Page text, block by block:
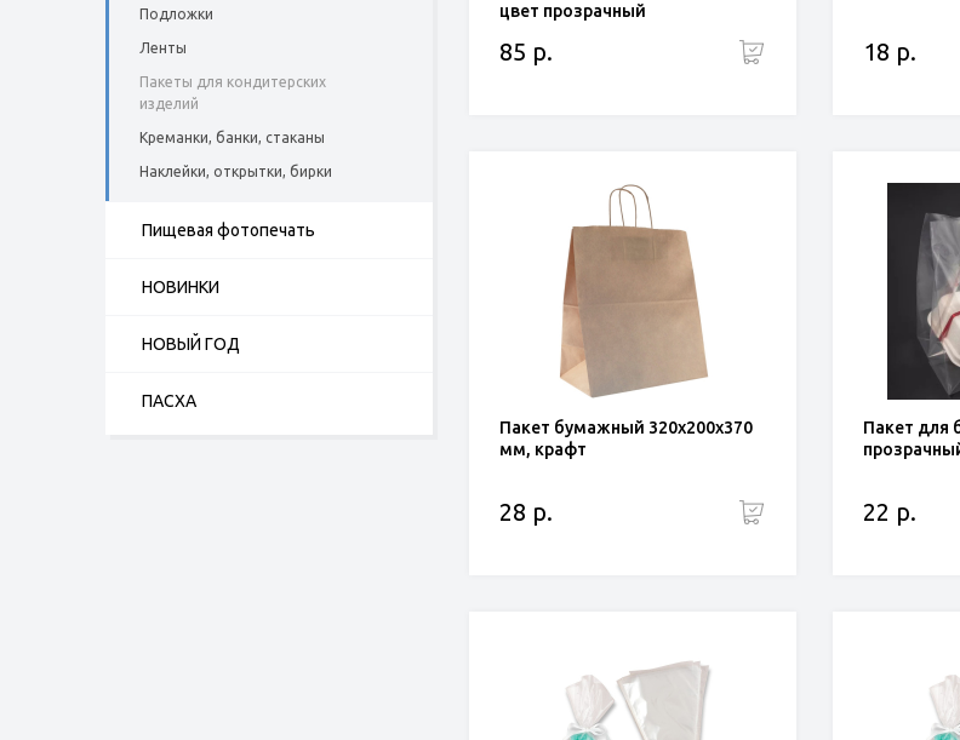
Подложки
Ленты
Пакеты для кондитерских
изделий
Креманки, банки, стаканы
Наклейки, открытки, бирки
Пищевая фотопечать
НОВИНКИ
НОВЫЙ ГОД
ПАСХА
цвет прозрачный
85 р. 18 р.
Пакет бумажный 320х200х370
мм, крафт
28 р.
Пакет для
22 р.